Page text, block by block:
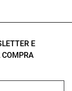
E
COMPRA